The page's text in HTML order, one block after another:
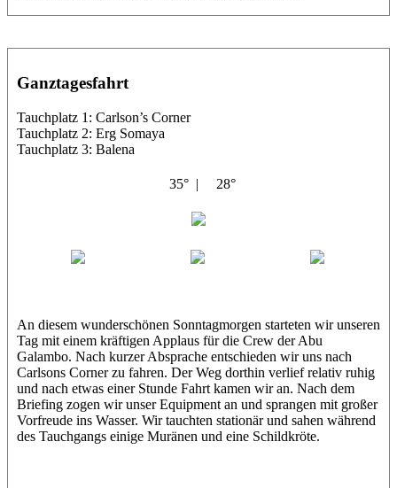
Ganztagesfahrt
Tauchplatz 1: Carlson’s Corner
Tauchplatz 2: Erg Somaya
Tauchplatz 3: Balena
35° | 28°
An diesem wunderschönen Sonntagmorgen starteten wir unseren
Tag mit einem kräftigen Applaus für die Crew der Abu
Galambo. Nach kurzer Absprache entschieden wir uns nach
Carlsons Corner zu fahren. Der Weg dorthin verlief relativ ruhig
und nach etwas einer Stunde Fahrt kamen wir an. Nach dem
Briefing zogen wir unser Equipment an und sprangen mit großer
Vorfreude ins Wasser. Wir tauchten stationär und sahen während
des Tauchgangs einige Muränen und eine Schildkröte.